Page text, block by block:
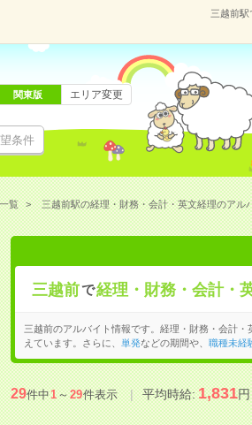
三越前
条件
関東版 エリア変更
覧 三越前駅の経理・財務・会計・英文経理のアル
三越前で経理・財務・会計・
三越前のアルバイト情報です。経理・財務・会計・
えています。さらに、
単発などの期間や、 職種未経
29件中1～29件表示 平均時給:1,831円